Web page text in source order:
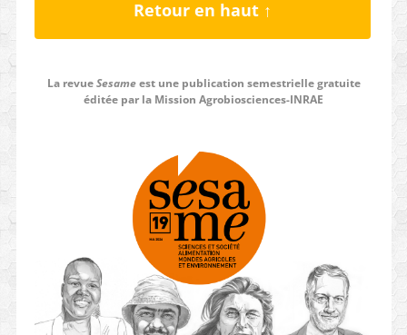
Retour en haut ↑
La revueSesameest une publication semestrielle gratuite
éditée par la Mission Agrobiosciences-INRAE